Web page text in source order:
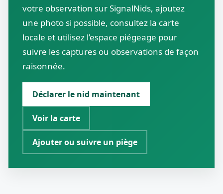
votre observation sur SignalNids, ajoutez
une photo si possible, consultez la carte
locale et utilisez l’espace piégeage pour
suivre les captures ou observations de façon
raisonnée.
Déclarer le nid maintenant
Voir la carte
Ajouter ou suivre un piège